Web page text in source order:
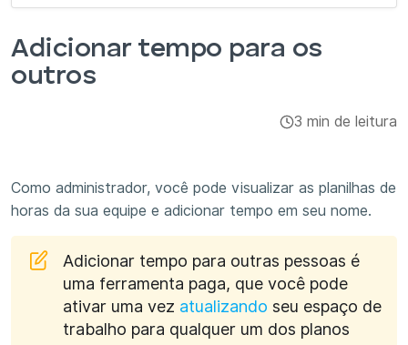
Integrações e complementos
Administração
Aplicativos
Adicionar tempo para os
outros
3 min de leitura
Como administrador, você pode visualizar as planilhas de
horas da sua equipe e adicionar tempo em seu nome.
Adicionar tempo para outras pessoas é
uma ferramenta paga, que você pode
ativar uma vez atualizando seu espaço de
trabalho para qualquer um dos planos